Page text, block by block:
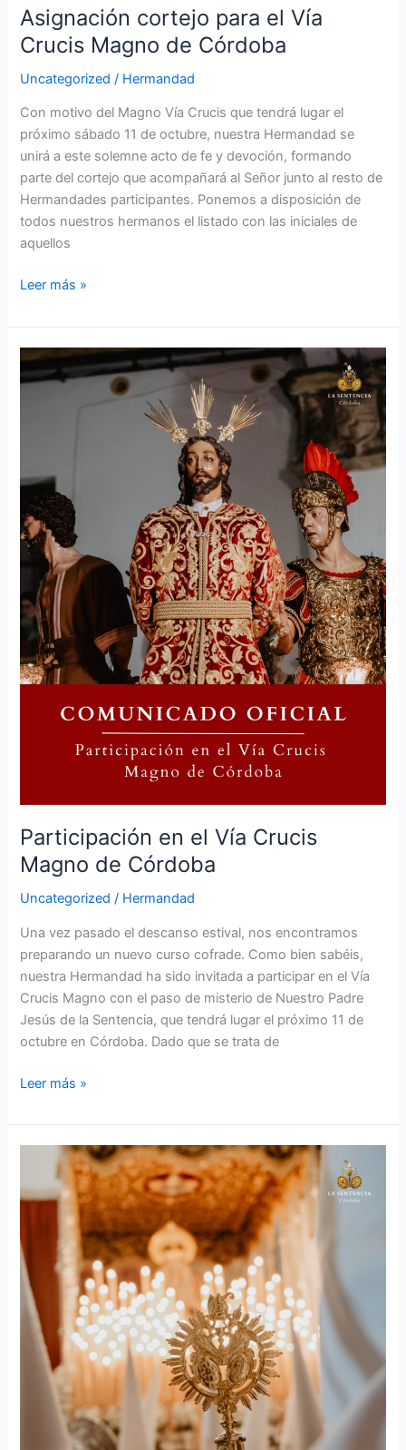
Asignación cortejo para el Vía
Crucis Magno de Córdoba
Uncategorized / Hermandad
Con motivo del Magno Vía Crucis que tendrá lugar el
próximo sábado 11 de octubre, nuestra Hermandad se
unirá a este solemne acto de fe y devoción, formando
parte del cortejo que acompañará al Señor junto al resto de
Hermandades participantes. Ponemos a disposición de
todos nuestros hermanos el listado con las iniciales de
aquellos
Leer más »
Participación en el Vía Crucis
Magno de Córdoba
Uncategorized / Hermandad
Una vez pasado el descanso estival, nos encontramos
preparando un nuevo curso cofrade. Como bien sabéis,
nuestra Hermandad ha sido invitada a participar en el Vía
Crucis Magno con el paso de misterio de Nuestro Padre
Jesús de la Sentencia, que tendrá lugar el próximo 11 de
octubre en Córdoba. Dado que se trata de
Participación
en
de
Córdoba
Leer más »
Ratificación
Cabildo
de
Oficiales